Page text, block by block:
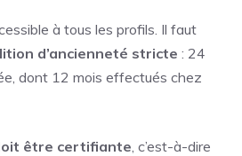
à tous les profils. Il faut
d’ancienneté stricte : 24
dont 12 mois effectués chez
être certifiante, c’est-à-dire